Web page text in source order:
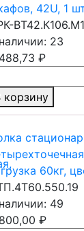
42U, 1
23
₽
корзину
60кг,
49
₽